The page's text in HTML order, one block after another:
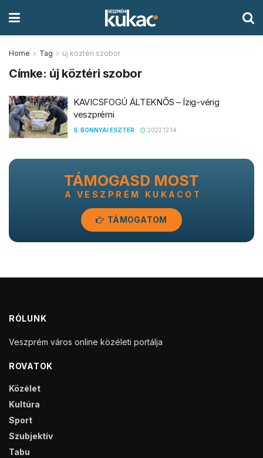
Home Tag új köztéri szobor
Címke: új köztéri szobor
KAVICSFOGÚ ÁLTEKNŐS – Ízig-vérig
veszprémi
S. BONNYAI ESZTER 2022.12.14.
TÁMOGASD MOST
A VESZPRÉM KUKACOT
TÁMOGATOM
RÓLUNK
Veszprém város online közéleti portálja
ROVATOK
Közélet
Kultúra
Sport
Szubjektív
Tabu